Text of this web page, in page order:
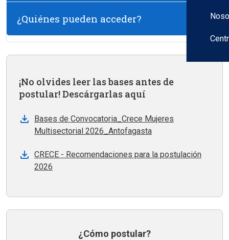
¿Quiénes pueden acceder?
¡No olvides leer las bases antes de
postular! Descárgarlas aquí
Bases de Convocatoria_Crece Mujeres
Multisectorial 2026_Antofagasta
CRECE - Recomendaciones para la postulación
2026
¿Cómo postular?